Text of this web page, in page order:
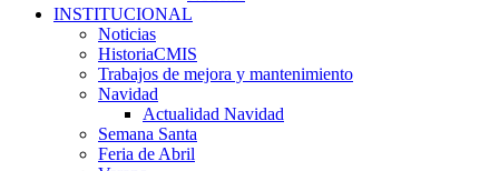
INSTITUCIONAL
Noticias
HistoriaCMIS
Trabajos de mejora y mantenimiento
Navidad
Actualidad Navidad
Semana Santa
Feria de Abril